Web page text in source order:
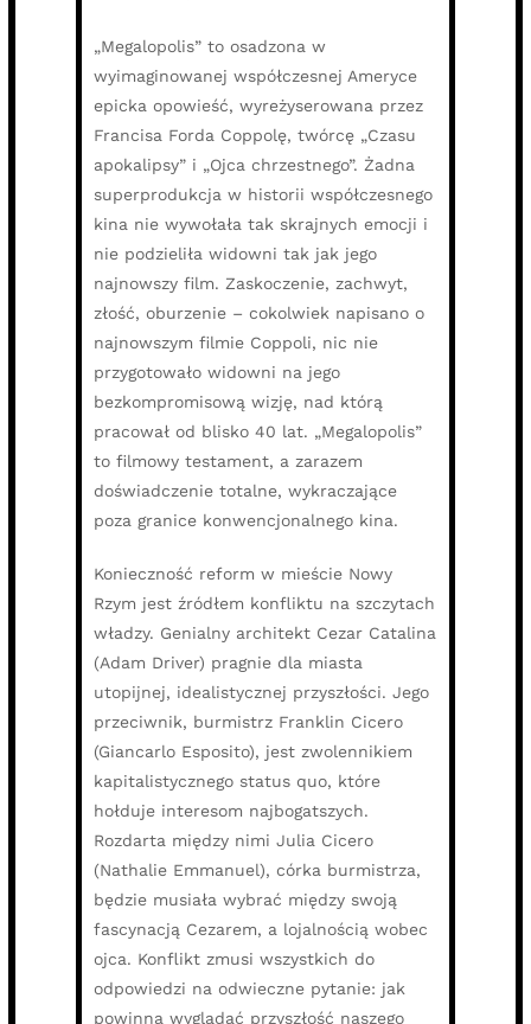
„Megalopolis” to osadzona w
wyimaginowanej współczesnej Ameryce
epicka opowieść, wyreżyserowana przez
Francisa Forda Coppolę, twórcę „Czasu
apokalipsy” i „Ojca chrzestnego”. Żadna
superprodukcja w historii współczesnego
kina nie wywołała tak skrajnych emocji i
nie podzieliła widowni tak jak jego
najnowszy film. Zaskoczenie, zachwyt,
złość, oburzenie – cokolwiek napisano o
najnowszym filmie Coppoli, nic nie
przygotowało widowni na jego
bezkompromisową wizję, nad którą
pracował od blisko 40 lat. „Megalopolis”
to filmowy testament, a zarazem
doświadczenie totalne, wykraczające
poza granice konwencjonalnego kina.
Konieczność reform w mieście Nowy
Rzym jest źródłem konfliktu na szczytach
władzy. Genialny architekt Cezar Catalina
(Adam Driver) pragnie dla miasta
utopijnej, idealistycznej przyszłości. Jego
przeciwnik, burmistrz Franklin Cicero
(Giancarlo Esposito), jest zwolennikiem
kapitalistycznego status quo, które
hołduje interesom najbogatszych.
Rozdarta między nimi Julia Cicero
(Nathalie Emmanuel), córka burmistrza,
będzie musiała wybrać między swoją
fascynacją Cezarem, a lojalnością wobec
ojca. Konflikt zmusi wszystkich do
odpowiedzi na odwieczne pytanie: jak
powinna wyglądać przyszłość naszego